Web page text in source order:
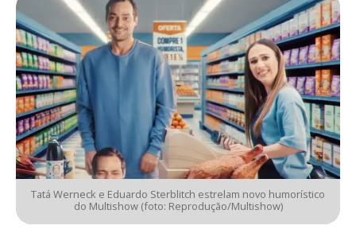
Tatá Werneck e Eduardo Sterblitch estrelam novo humorístico
do Multishow (foto: Reprodução/Multishow)